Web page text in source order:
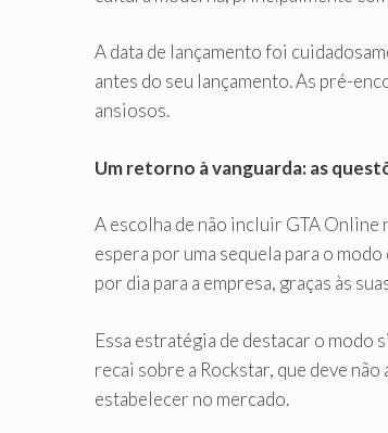
A data de lançamento foi
antes do seu lançamento. As pré-
ansiosos.
Um retorno à vanguarda: as
A escolha de não incluir GTA
espera por uma sequela para o
por dia para a empresa, graças às
Essa estratégia de destacar o modo
recai sobre a Rockstar, que deve
estabelecer no mercado.